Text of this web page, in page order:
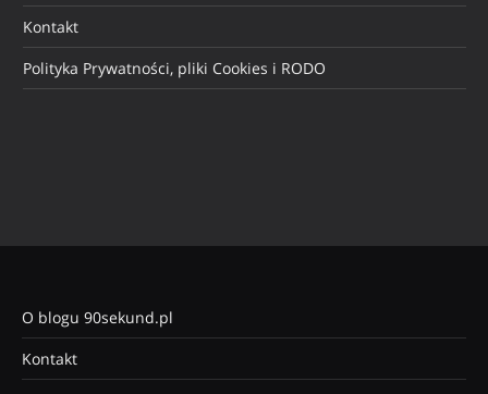
Kontakt
Polityka Prywatności, pliki Cookies i RODO
O blogu 90sekund.pl
Kontakt